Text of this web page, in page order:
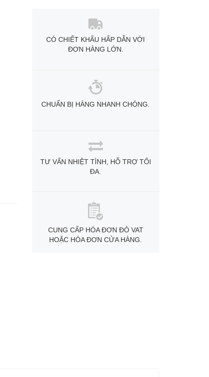
CÓ CHIẾT KHẤU HẤP DẪN VỚI
ĐƠN HÀNG LỚN.
CHUẨN BỊ HÀNG NHANH CHÓNG.
TƯ VẤN NHIỆT TÌNH, HỖ TRỢ TỐI
ĐA.
CUNG CẤP HÓA ĐƠN ĐỎ VAT
HOẶC HÓA ĐƠN CỬA HÀNG.